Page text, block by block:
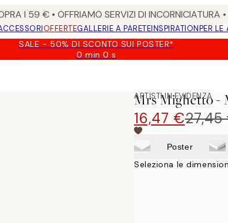
I 59 € • OFFRIAMO SERVIZI DI
OFFERTEGALLERIE A PARETEINSPIRATIONPER LE
SALE - 50% DI SCONTO SUI POSTER*
0 min0 s
Valido
ARTISTI IN EVIDENZA
Mrs Mighetto -
16,47 €
Poster
Seleziona le